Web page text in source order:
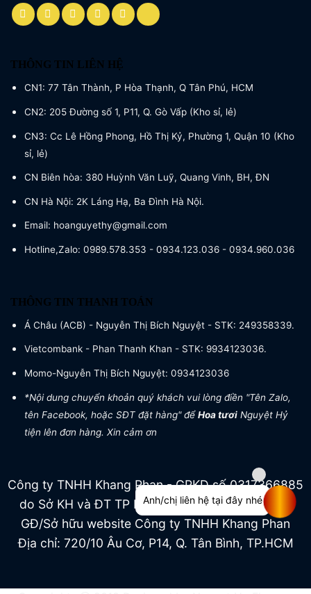
THÔNG TIN LIÊN HỆ
CN1: 77 Tân Thành, P Hòa Thạnh, Q Tân Phú, HCM
CN2: 205 Đường số 1, P11, Q. Gò Vấp (Kho sỉ, lẻ)
CN3: Cc Lê Hồng Phong, Hồ Thị Kỷ, Phường 1, Quận 10 (Kho
sỉ, lẻ)
CN Biên hòa: 380 Huỳnh Văn Luỹ, Quang Vinh, BH, ĐN
CN Hà Nội: 2K Láng Hạ, Ba Đình Hà Nội.
Email: hoanguyethy@gmail.com
Hotline,Zalo: 0989.578.353 - 0934.123.036 - 0934.960.036
THÔNG TIN THANH TOÁN
Á Châu (ACB) - Nguyễn Thị Bích Nguyệt - STK: 249358339.
Vietcombank - Phan Thanh Khan - STK: 9934123036.
Momo-Nguyễn Thị Bích Nguyệt: 0934123036
*Nội dung chuyển khoản quý khách vui lòng điền "Tên Zalo,
tên Facebook, hoặc SĐT đặt hàng" đểHoa tươi Nguyệt Hỷ
tiện lên đơn hàng. Xin cảm ơn
Công ty TNHH Khang Phan - GPKD số 0317366885
do Sở KH và ĐT TP HCM cấp ngày 04/07/2022
GĐ/Sở hữu website Công ty TNHH Khang Phan
Địa chỉ: 720/10 Âu Cơ, P14, Q. Tân Bình, TP.HCM
Anh/chị liên hệ tại đây nhé